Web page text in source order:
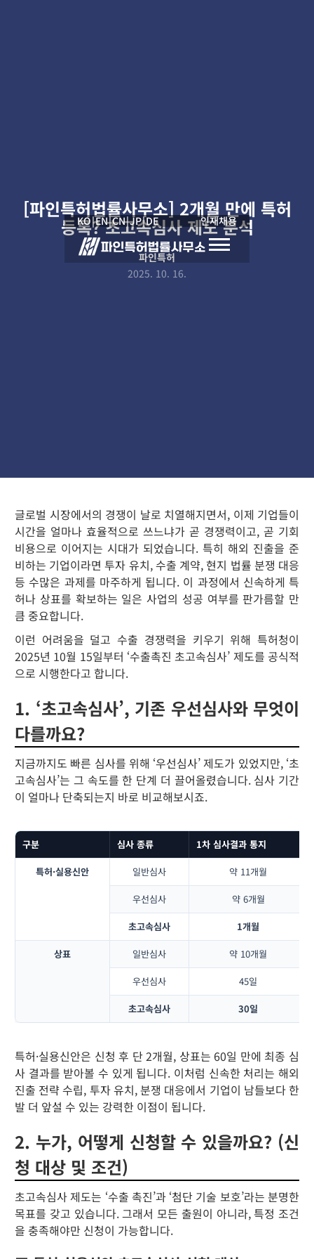
KO|EN|CN|JP|DE 인재채용
[파인특허법률사무소] 2개월 만에 특허
등록? 초고속심사 제도 분석
파인특허
2025. 10. 16.
글로벌 시장에서의 경쟁이 날로 치열해지면서, 이제 기업들이
시간을 얼마나 효율적으로 쓰느냐가 곧 경쟁력이고, 곧 기회
비용으로 이어지는 시대가 되었습니다. 특히 해외 진출을 준
비하는 기업이라면 투자 유치, 수출 계약, 현지 법률 분쟁 대응
등 수많은 과제를 마주하게 됩니다. 이 과정에서 신속하게 특
허나 상표를 확보하는 일은 사업의 성공 여부를 판가름할 만
큼 중요합니다.
이런 어려움을 덜고 수출 경쟁력을 키우기 위해 특허청이
2025년 10월 15일부터 ‘수출촉진 초고속심사’ 제도를 공식적
으로 시행한다고 합니다.
1. ‘초고속심사’, 기존 우선심사와 무엇이
다를까요?
지금까지도 빠른 심사를 위해 ‘우선심사’ 제도가 있었지만, ‘초
고속심사’는 그 속도를 한 단계 더 끌어올렸습니다. 심사 기간
이 얼마나 단축되는지 바로 비교해보시죠.
구분 심사 종류 1차 심사결과 통지
특허·실용신안 일반심사 약 11개월
우선심사 약 6개월
초고속심사 1개월
상표 일반심사 약 10개월
우선심사 45일
초고속심사 30일
특허·실용신안은 신청 후 단 2개월, 상표는 60일 만에 최종 심
사 결과를 받아볼 수 있게 됩니다. 이처럼 신속한 처리는 해외
진출 전략 수립, 투자 유치, 분쟁 대응에서 기업이 남들보다 한
발 더 앞설 수 있는 강력한 이점이 됩니다.
2. 누가, 어떻게 신청할 수 있을까요? (신
청 대상 및 조건)
초고속심사 제도는 ‘수출 촉진’과 ‘첨단 기술 보호’라는 분명한
목표를 갖고 있습니다. 그래서 모든 출원이 아니라, 특정 조건
을 충족해야만 신청이 가능합니다.